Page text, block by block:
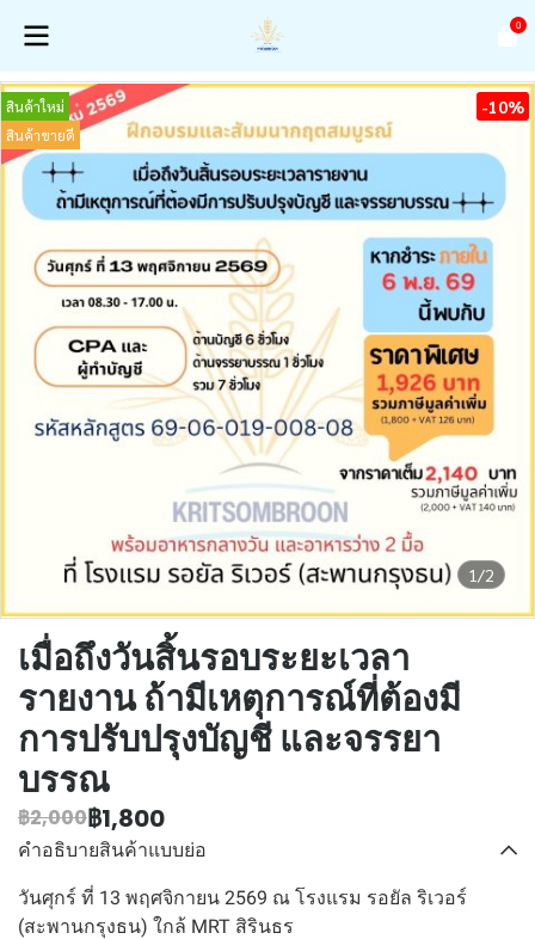
0
1/2
สินค้าใหม่
สินค้าขายดี
-10%
เมื่อถึงวันสิ้นรอบระยะเวลา
รายงาน ถ้ามีเหตุการณ์ที่ต้องมี
การปรับปรุงบัญชี และจรรยา
บรรณ
฿2,000฿1,800
คำอธิบายสินค้าแบบย่อ
วันศุกร์ ที่ 13 พฤศจิกายน 2569 ณ โรงแรม รอยัล ริเวอร์
(สะพานกรุงธน) ใกล้ MRT สิรินธร